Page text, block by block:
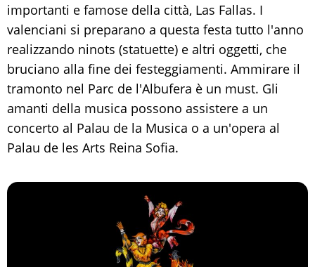
importanti e famose della città, Las Fallas. I
valenciani si preparano a questa festa tutto l'anno
realizzando ninots (statuette) e altri oggetti, che
bruciano alla fine dei festeggiamenti. Ammirare il
tramonto nel Parc de l'Albufera è un must. Gli
amanti della musica possono assistere a un
concerto al Palau de la Musica o a un'opera al
Palau de les Arts Reina Sofia.